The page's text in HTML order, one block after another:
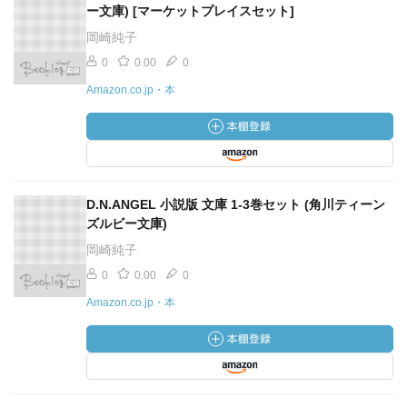
ー文庫) [マーケットプレイスセット]
岡崎純子
0 0.00 0
Amazon.co.jp・本
D.N.ANGEL 小説版 文庫 1-3巻セット (角川ティーン
ズルビー文庫)
岡崎純子
0 0.00 0
Amazon.co.jp・本